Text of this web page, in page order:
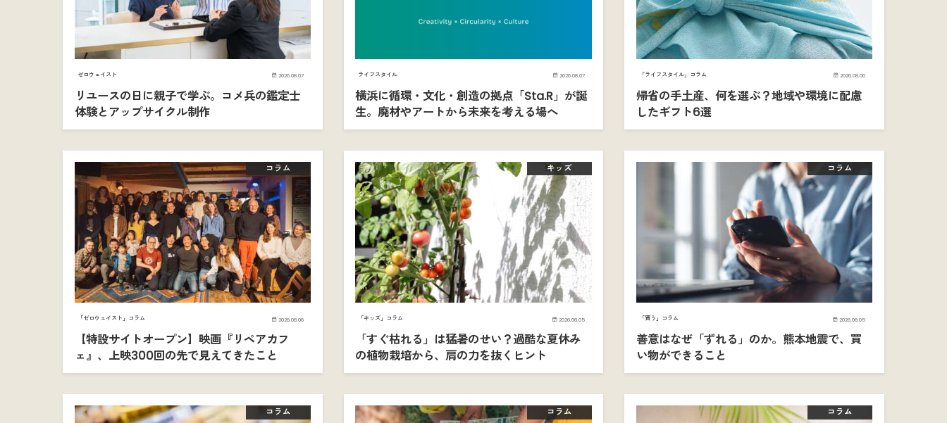
ゼロウェイスト 2026.08.07
リユースの日に親子で学ぶ。コメ兵の鑑定士
体験とアップサイクル制作
ライフスタイル 2026.08.07
横浜に循環・文化・創造の拠点「Sta.R」が誕
生。廃材やアートから未来を考える場へ
「ライフスタイル」コラム 2026.08.06
帰省の手土産、何を選ぶ？地域や環境に配慮
したギフト6選
コラム
「ゼロウェイスト」コラム 2026.08.06
【特設サイトオープン】映画『リペアカフ
ェ』、上映300回の先で見えてきたこと
キッズ
「キッズ」コラム 2026.08.05
「すぐ枯れる」は猛暑のせい？過酷な夏休み
の植物栽培から、肩の力を抜くヒント
コラム
「買う」コラム 2026.08.05
善意はなぜ「ずれる」のか。熊本地震で、買
い物ができること
コラム コラム コラム